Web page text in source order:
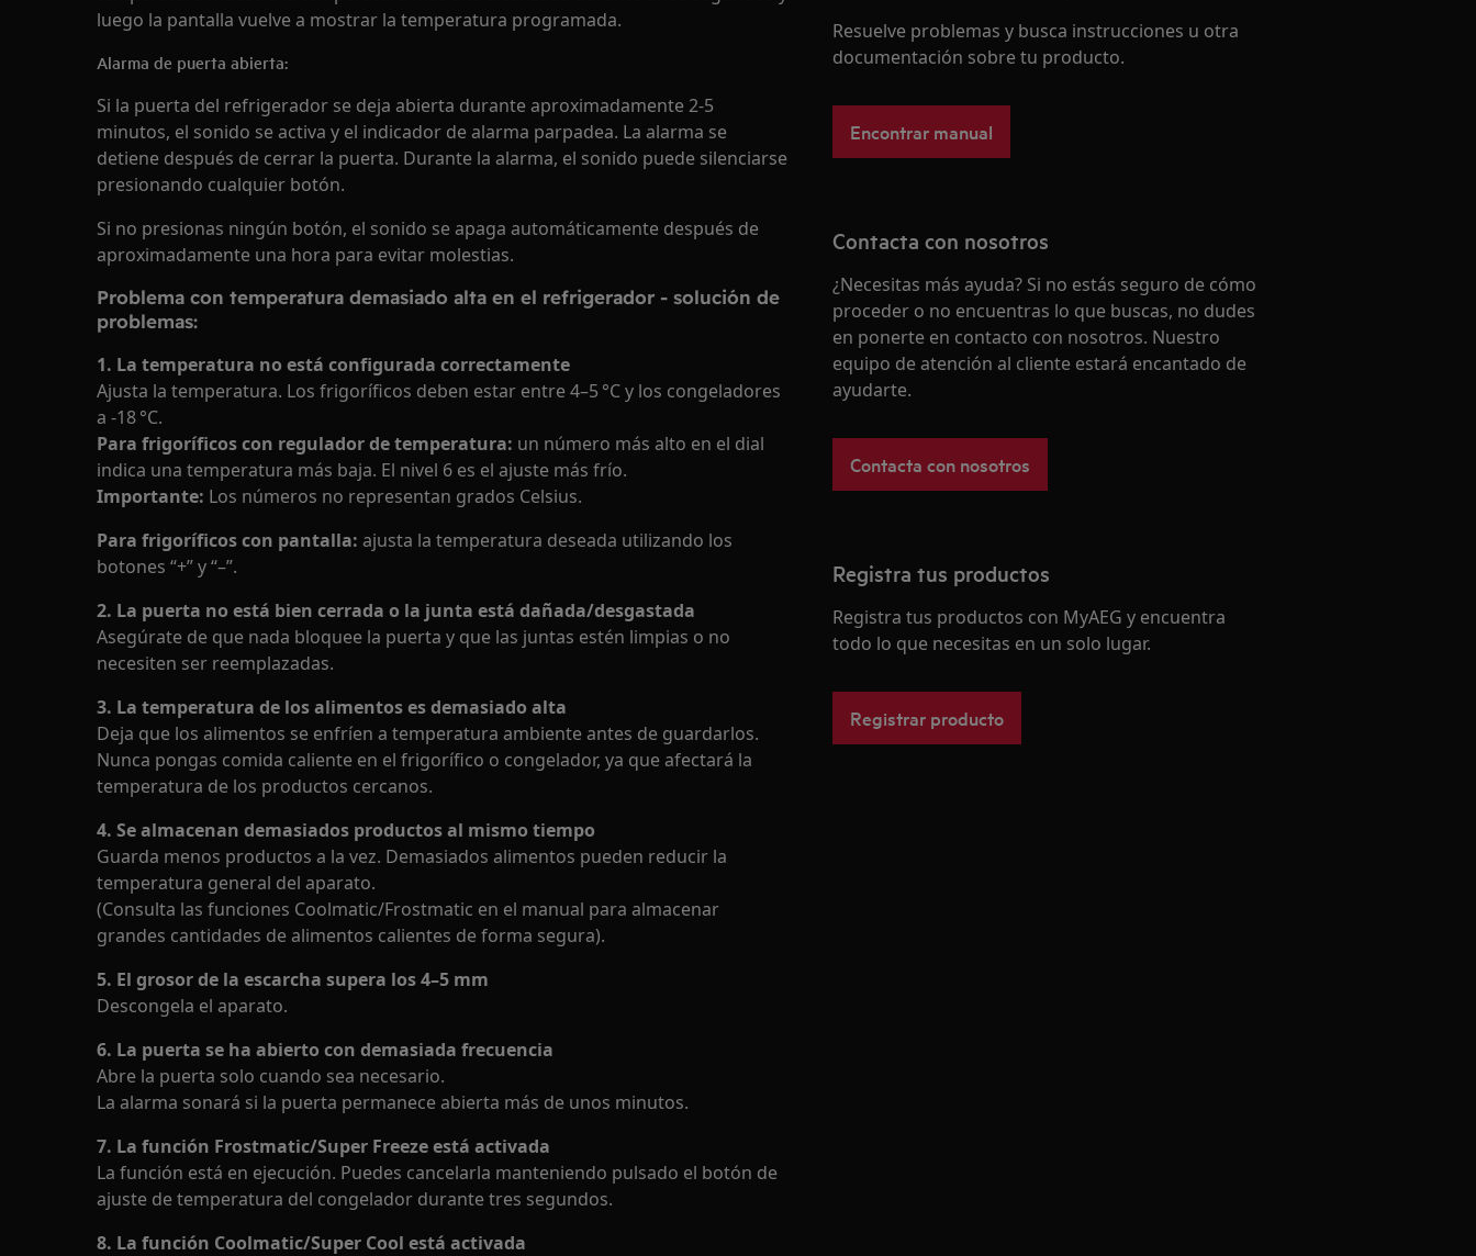
luego la pantalla vuelve a mostrar la temperatura programada.
Alarma de puerta abierta:
Si la puerta del refrigerador se deja abierta durante aproximadamente 2-5
minutos, el sonido se activa y el indicador de alarma parpadea. La alarma se
detiene después de cerrar la puerta. Durante la alarma, el sonido puede silenciarse
presionando cualquier botón.
Si no presionas ningún botón, el sonido se apaga automáticamente después de
aproximadamente una hora para evitar molestias.
Problema con temperatura demasiado alta en el refrigerador - solución de
problemas:
1. La temperatura no está configurada correctamente
Ajusta la temperatura. Los frigoríficos deben estar entre 4–5 °C y los congeladores
a -18 °C.
Para frigoríficos con regulador de temperatura: un número más alto en el dial
indica una temperatura más baja. El nivel 6 es el ajuste más frío.
Importante: Los números no representan grados Celsius.
Para frigoríficos con pantalla: ajusta la temperatura deseada utilizando los
botones “+” y “–”.
2. La puerta no está bien cerrada o la junta está dañada/desgastada
Asegúrate de que nada bloquee la puerta y que las juntas estén limpias o no
necesiten ser reemplazadas.
3. La temperatura de los alimentos es demasiado alta
Deja que los alimentos se enfríen a temperatura ambiente antes de guardarlos.
Nunca pongas comida caliente en el frigorífico o congelador, ya que afectará la
temperatura de los productos cercanos.
4. Se almacenan demasiados productos al mismo tiempo
Guarda menos productos a la vez. Demasiados alimentos pueden reducir la
temperatura general del aparato.
(Consulta las funciones Coolmatic/Frostmatic en el manual para almacenar
grandes cantidades de alimentos calientes de forma segura).
5. El grosor de la escarcha supera los 4–5 mm
Descongela el aparato.
6. La puerta se ha abierto con demasiada frecuencia
Abre la puerta solo cuando sea necesario.
La alarma sonará si la puerta permanece abierta más de unos minutos.
7. La función Frostmatic/Super Freeze está activada
La función está en ejecución. Puedes cancelarla manteniendo pulsado el botón de
ajuste de temperatura del congelador durante tres segundos.
8. La función Coolmatic/Super Cool está activada
Resuelve problemas y busca instrucciones u otra
documentación sobre tu producto.
Encontrar manual
Contacta con nosotros
¿Necesitas más ayuda? Si no estás seguro de cómo
proceder o no encuentras lo que buscas, no dudes
en ponerte en contacto con nosotros. Nuestro
equipo de atención al cliente estará encantado de
ayudarte.
Contacta con nosotros
Registra tus productos
Registra tus productos con MyAEG y encuentra
todo lo que necesitas en un solo lugar.
Registrar producto